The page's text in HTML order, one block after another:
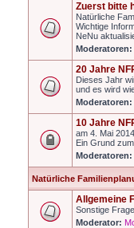
Zuerst bitte
Natürliche
Wichtige
NeNu
Moderatoren:
20 Jahre
Dieses Jahr
und es wird
Moderatoren:
10 Jahre
am 4. Mai
Ein Grund
Moderatoren:
Natürliche
Allgemeine
Sonstige
Moderator: